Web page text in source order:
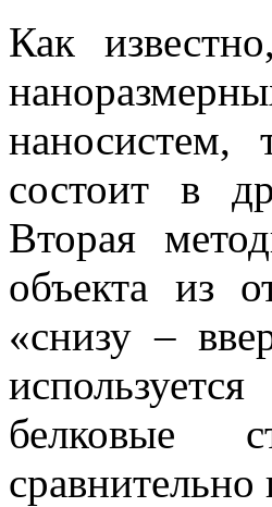
Как
наносистем,
состоит в
Вторая
объекта из
«снизу –
белковые